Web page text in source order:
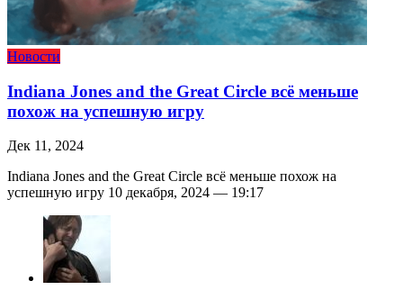
Новости
Indiana Jones and the Great Circle всё меньше
похож на успешную игру
Дек 11, 2024
Indiana Jones and the Great Circle всё меньше похож на
успешную игру 10 декабря, 2024 — 19:17